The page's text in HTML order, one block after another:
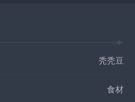
秃秃豆
食材